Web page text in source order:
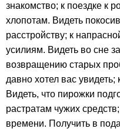
знакомство; к поездке к
хлопотам. Видеть
расстройству; к
усилиям. Видеть во сне
возвращению старых
давно хотел вас
Видеть, что пирожки
растратам чужих
времени. Получить в